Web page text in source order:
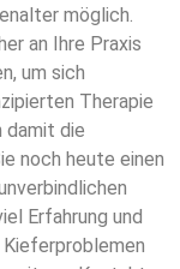
möglich.
an Ihre Praxis
um sich
Therapie
damit die
noch heute einen
Erfahrung und
Kieferproblemen